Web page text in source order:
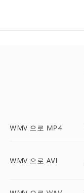
WMV 으로 MP4
WMV 으로 AVI